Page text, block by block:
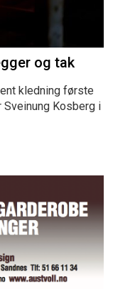
og tak
kledning første
Sveinung Kosberg i